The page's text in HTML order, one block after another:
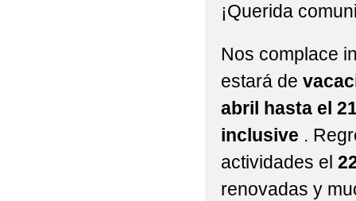
2022 PROYECTOS
2022 'ACTIVIDAD
2022 'CEIP BILINGÜE
2022 'CELEBRACIÓN
¡Querida
Nos complace
estará de
abril hasta el
inclusive .
actividades el
renovadas y